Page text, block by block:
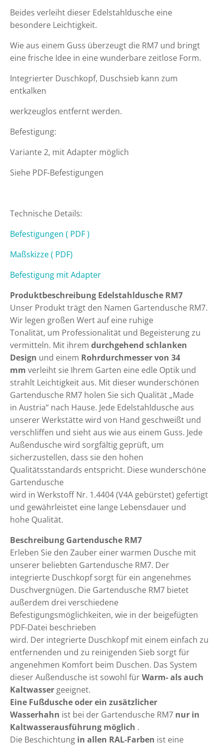
Beides verleiht dieser Edelstahldusche eine
besondere Leichtigkeit.
Wie aus einem Guss überzeugt die RM7 und bringt
eine frische Idee in eine wunderbare zeitlose Form.
Integrierter Duschkopf, Duschsieb kann zum
entkalken
werkzeuglos entfernt werden.
Befestigung:
Variante 2, mit Adapter möglich
Siehe PDF-Befestigungen
Technische Details:
Befestigungen ( PDF )
Maßskizze ( PDF)
Befestigung mit Adapter
Produktbeschreibung Edelstahldusche RM7
Unser Produkt trägt den Namen Gartendusche RM7.
Wir legen großen Wert auf eine ruhige
Tonalität, um Professionalität und Begeisterung zu
vermitteln. Mit ihrem durchgehend schlanken
Design und einem Rohrdurchmesser von 34
mm verleiht sie Ihrem Garten eine edle Optik und
strahlt Leichtigkeit aus. Mit dieser wunderschönen
Gartendusche RM7 holen Sie sich Qualität „Made
in Austria“ nach Hause. Jede Edelstahldusche aus
unserer Werkstätte wird von Hand geschweißt und
verschliffen und sieht aus wie aus einem Guss. Jede
Außendusche wird sorgfältig geprüft, um
sicherzustellen, dass sie den hohen
Qualitätsstandards entspricht. Diese wunderschöne
Gartendusche
wird in Werkstoff Nr. 1.4404 (V4A gebürstet) gefertigt
und gewährleistet eine lange Lebensdauer und
hohe Qualität.
Beschreibung Gartendusche RM7
Erleben Sie den Zauber einer warmen Dusche mit
unserer beliebten Gartendusche RM7. Der
integrierte Duschkopf sorgt für ein angenehmes
Duschvergnügen. Die Gartendusche RM7 bietet
außerdem drei verschiedene
Befestigungsmöglichkeiten, wie in der beigefügten
PDF-Datei beschrieben
wird. Der integrierte Duschkopf mit einem einfach zu
entfernenden und zu reinigenden Sieb sorgt für
angenehmen Komfort beim Duschen. Das System
dieser Außendusche ist sowohl fürWarm- als auch
Kaltwasser geeignet.
Eine Fußdusche oder ein zusätzlicher
Wasserhahn ist bei der Gartendusche RM7 nur in
Kaltwasserausführung möglich .
Die Beschichtung in allen RAL-Farben ist eine